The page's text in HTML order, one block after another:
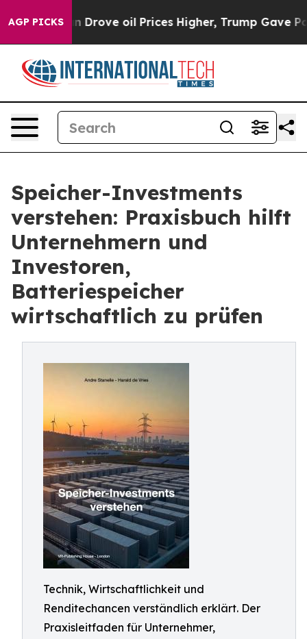
AGP PICKS
oil Prices Higher, Trump Gave Politically
Speicher-Investments
verstehen: Praxisbuch hilft
Unternehmern und
Investoren,
Batteriespeicher
wirtschaftlich zu prüfen
Technik, Wirtschaftlichkeit und
Renditechancen verständlich erklärt. Der
Praxisleitfaden für Unternehmer,